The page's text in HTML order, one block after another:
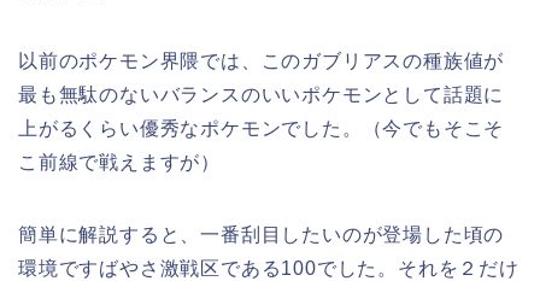
以前のポケモン界隈では、このガブリアスの種族値が
最も無駄のないバランスのいいポケモンとして話題に
上がるくらい優秀なポケモンでした。（今でもそこそ
こ前線で戦えますが）
簡単に解説すると、一番刮目したいのが登場した頃の
環境ですばやさ激戦区である100でした。それを２だけ